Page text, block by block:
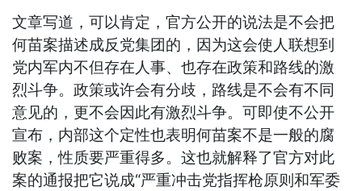
文章写道，可以肯定，官方公开的说法是不会把
何苗案描述成反党集团的，因为这会使人联想到
党内军内不但存在人事、也存在政策和路线的激
烈斗争。政策或许会有分歧，路线是不会有不同
意见的，更不会因此有激烈斗争。可即使不公开
宣布，内部这个定性也表明何苗案不是一般的腐
败案，性质要严重得多。这也就解释了官方对此
案的通报把它说成“严重冲击党指挥枪原则和军委